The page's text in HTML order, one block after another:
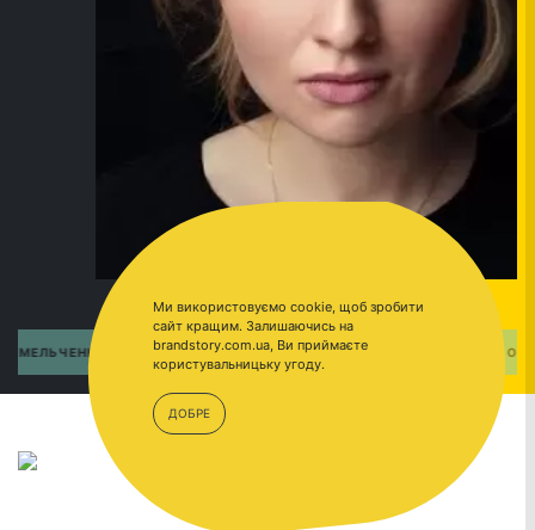
КСЕНИЯ ОМЕЛЬЧЕНКО
ПЕРЕЙТИ
Ми використовуємо cookie, щоб зробити
сайт кращим. Залишаючись на
brandstory.com.ua, Ви приймаєте
користувальницьку угоду.
ДОБРЕ